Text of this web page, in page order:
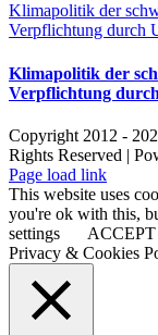
Klimapolitik der
Verpflichtung durch
Klimapolitik der
Verpflichtung
Copyright 2012 -
Rights Reserved |
Facebook
X
Instagram
Pinterest
Page load link
This website uses
you're ok with this,
settings
ACCEPT
Privacy & Cookies